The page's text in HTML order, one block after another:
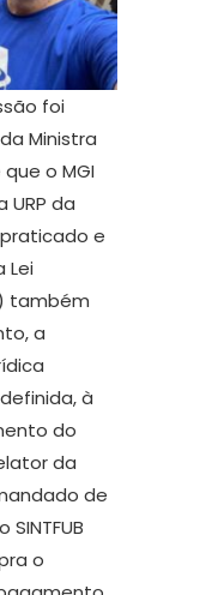
foi
Ministra
o MGI
da
e
Lei
também
a
à
do
da
de
o